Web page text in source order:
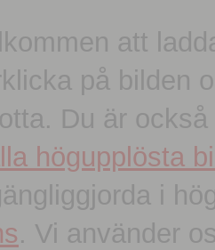
att
på bilden
Du är
högupplösta
i
. Vi använder